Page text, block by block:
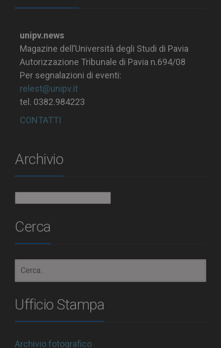
unipv.news
Magazine dell’Università degli Studi di Pavia
Autorizzazione Tribunale di Pavia n.694/08
Per segnalazioni di eventi:
relest@unipv.it
tel. 0382.984223
CONTATTI
Archivio
Cerca
Ufficio Stampa
Archivio fotografico